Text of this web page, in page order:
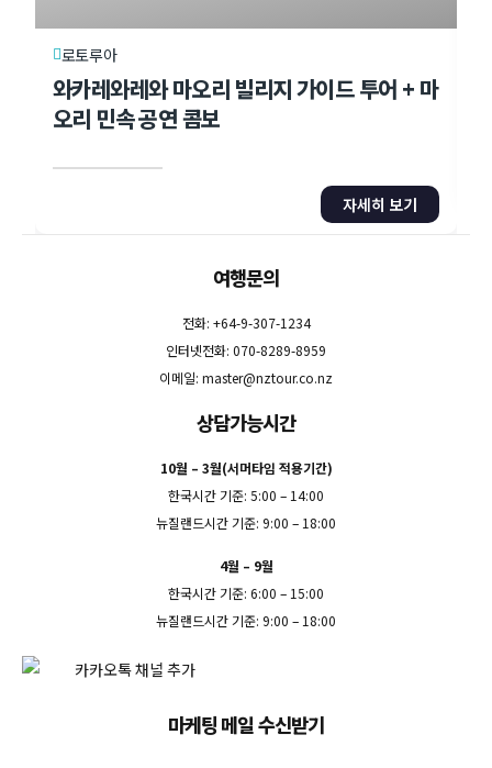
로토루아
와카레와레와 마오리 빌리지 가이드 투어 + 마
오리 민속 공연 콤보
자세히 보기
여행문의
전화: +64-9-307-1234
인터넷전화: 070-8289-8959
이메일: master@nztour.co.nz
상담가능시간
10월 – 3월(서머타임 적용기간)
한국시간 기준: 5:00 – 14:00
뉴질랜드시간 기준: 9:00 – 18:00
4월 – 9월
한국시간 기준: 6:00 – 15:00
뉴질랜드시간 기준: 9:00 – 18:00
마케팅 메일 수신받기